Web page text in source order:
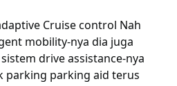
Cruise control Nah
mobility-nya dia juga
drive assistance-nya
parking parking aid terus